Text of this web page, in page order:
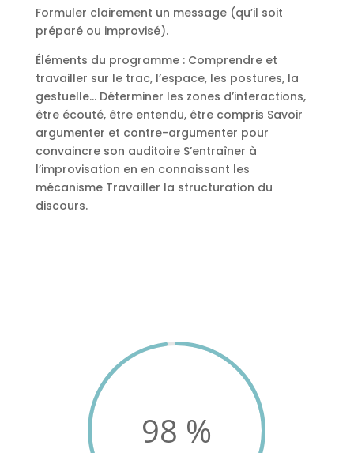
Formuler clairement un message (qu’il soit
préparé ou improvisé).
Éléments du programme : Comprendre et
travailler sur le trac, l’espace, les postures, la
gestuelle… Déterminer les zones d’interactions,
être écouté, être entendu, être compris Savoir
argumenter et contre-argumenter pour
convaincre son auditoire S’entraîner à
l’improvisation en en connaissant les
mécanisme Travailler la structuration du
discours.
98 %